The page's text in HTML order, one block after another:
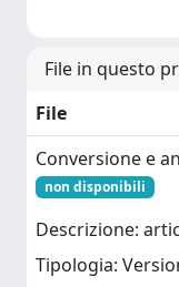
File in questo
File
Conversione e
non disponibili
Descrizione:
Tipologia: